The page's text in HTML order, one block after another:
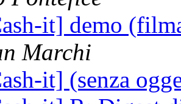
it] demo
Marchi
it] (senza